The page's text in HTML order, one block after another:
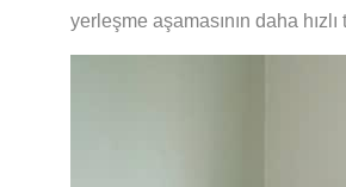
yerleşme aşamasının daha